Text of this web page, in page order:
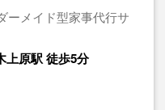
ーメイド型家事代行サ
上原駅 徒歩5分